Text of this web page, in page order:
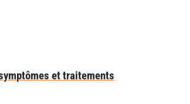
et traitements